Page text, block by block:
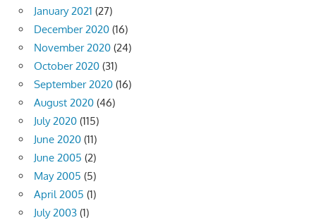
January 2021 (27)
December 2020 (16)
November 2020 (24)
October 2020 (31)
September 2020 (16)
August 2020 (46)
July 2020 (115)
June 2020 (11)
June 2005 (2)
May 2005 (5)
April 2005 (1)
July 2003 (1)